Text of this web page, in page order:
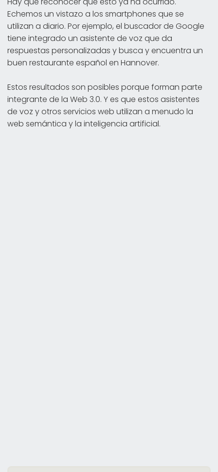
Echemos un vistazo a los smartphones que se
utilizan a diario. Por ejemplo, el buscador de Google
tiene integrado un asistente de voz que da
respuestas personalizadas y busca y encuentra un
buen restaurante español en Hannover.
Estos resultados son posibles porque forman parte
integrante de la Web 3.0. Y es que estos asistentes
de voz y otros servicios web utilizan a menudo la
web semántica y la inteligencia artificial.